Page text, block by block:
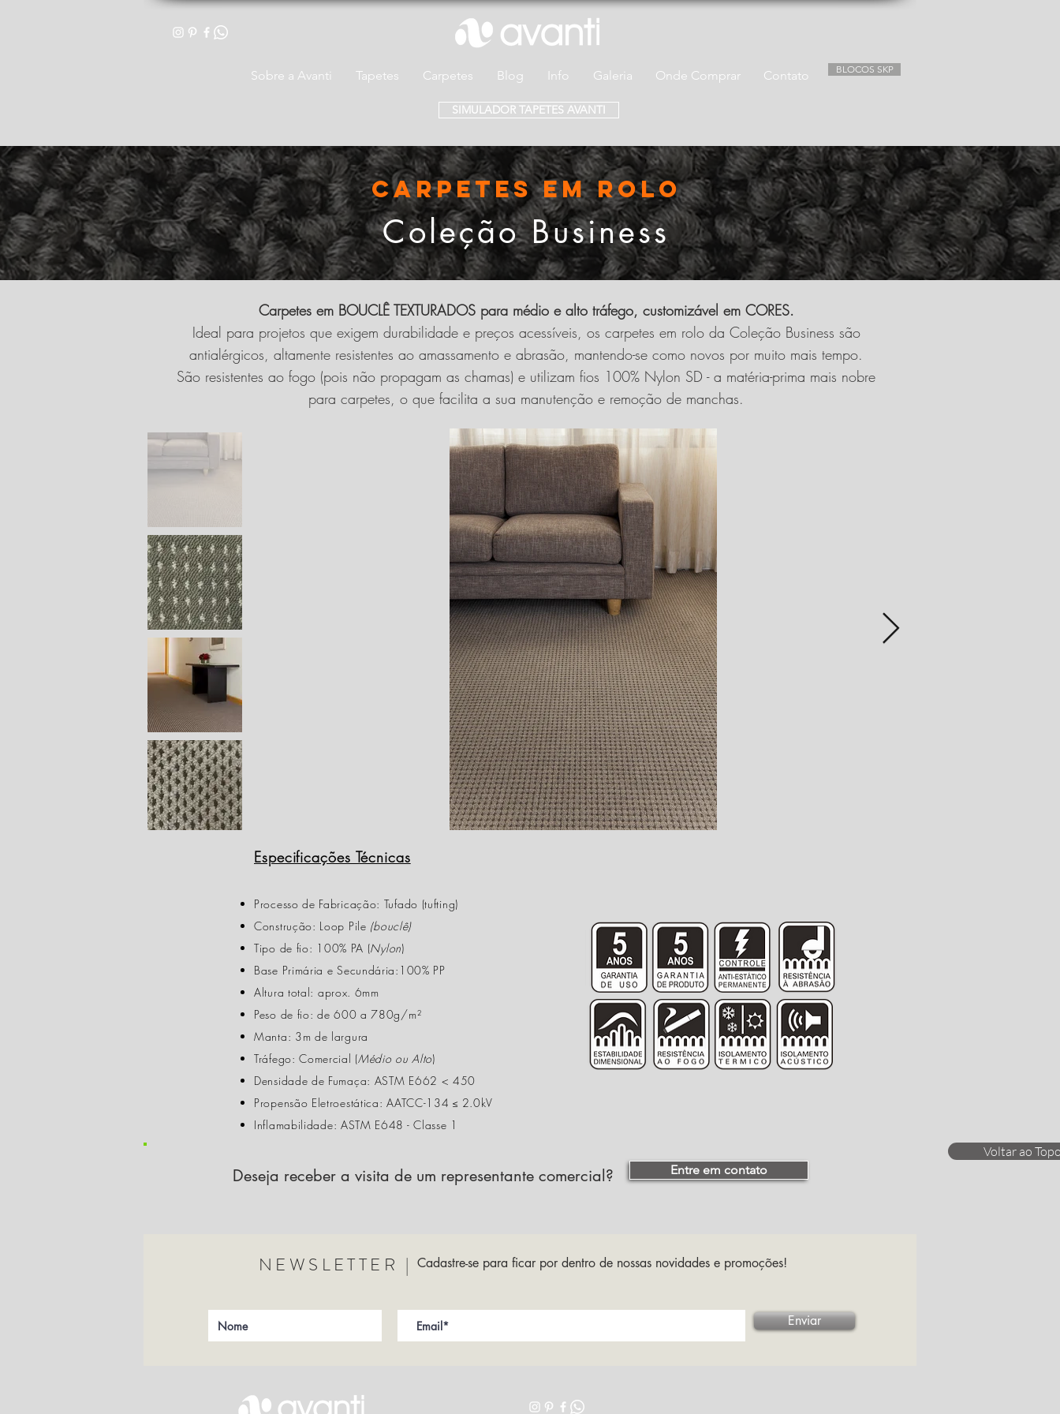
Sobre a Avanti Tapetes Carpetes Blog Info Galeria Onde Comprar Contato BLOCOS SKP
SIMULADOR TAPETES AVANTI
CARPETES EM ROLO
Coleção Business
Carpetes em BOUCLÊ TEXTURADOS para médio e alto tráfego, customizável em CORES.
Ideal para projetos que exigem durabilidade e preços acessíveis, os carpetes em rolo da Coleção Business são
antialérgicos, altamente resistentes ao amassamento e abrasão, mantendo-se como novos por muito mais tempo.
São resistentes ao fogo (pois não propagam as chamas) e utilizam fios 100% Nylon SD - a matéria-prima mais nobre
para carpetes, o que facilita a sua manutenção e remoção de manchas.
Especificações Técnicas
Processo de Fabricação: Tufado (tufting)
Construção: Loop Pile (bouclê)
Tipo de fio: 100% PA (Nylon)
Base Primária e Secundária:100% PP
Altura total: aprox. 6mm
Peso de fio: de 600 a 780g/m²
Manta: 3m de largura
Tráfego: Comercial (Médio ou Alto)
Densidade de Fumaça: ASTM E662 < 450
Propensão Eletroestática: AATCC-134 ≤ 2.0kV
Inflamabilidade: ASTM E648 - Classe 1
Deseja receber a visita de um representante comercial? Entre em contato
Voltar ao
NEWSLETTER | Cadastre-se para ficar por dentro de nossas novidades e promoções!
Enviar